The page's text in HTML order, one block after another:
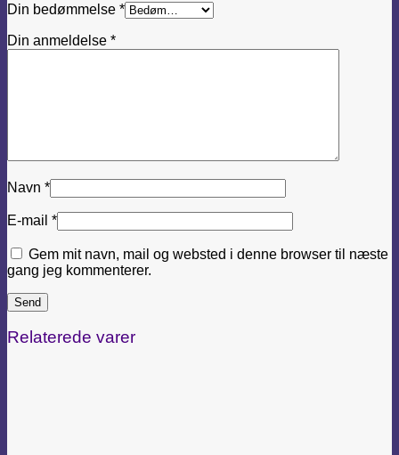
Din bedømmelse *
Din anmeldelse *
Navn *
E-mail *
Gem mit navn, mail og websted i denne browser til næste
gang jeg kommenterer.
Relaterede varer